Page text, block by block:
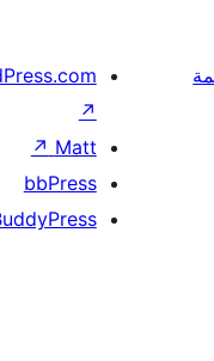
↗
Matt
↗
bbPress